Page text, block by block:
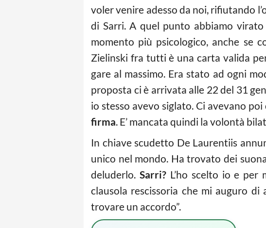
voler venire adesso da noi, rifiutando
di Sarri. A quel punto abbiamo
momento più psicologico, anche se
Zielinski fra tutti è una carta valida
gare al massimo. Era stato ad ogni
proposta ci è arrivata alle 22 del 31
io stesso avevo siglato. Ci avevano
firma. E’ mancata quindi la volontà
In chiave scudetto De Laurentiis
unico nel mondo. Ha trovato dei
deluderlo. Sarri?L’ho scelto io e per
clausola rescissoria che mi auguro
trovare un accordo”.